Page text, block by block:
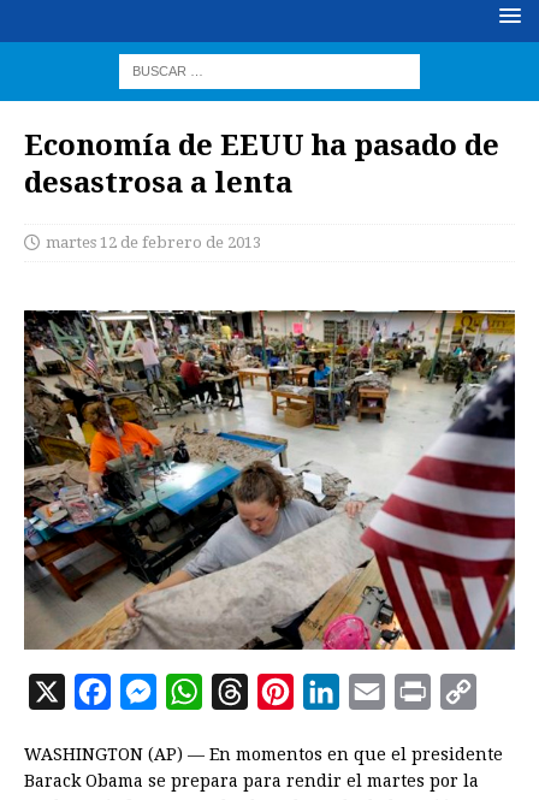
Economía de EEUU ha pasado de
desastrosa a lenta
martes 12 de febrero de 2013
X
c
M
s
W
a
r
n
n
a
i
p
WASHINGTON (AP) — En momentos en que el presidente
Barack Obama se prepara para rendir el martes por la